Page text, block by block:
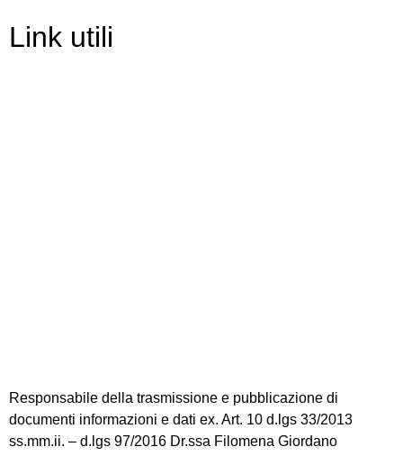
Link utili
Responsabile della trasmissione e pubblicazione di
documenti informazioni e dati ex. Art. 10 d.lgs 33/2013
ss.mm.ii. – d.lgs 97/2016 Dr.ssa Filomena Giordano